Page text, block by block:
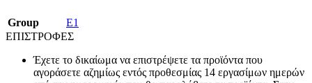
Group
E1
ΕΠΙΣΤΡΟΦΕΣ
Έχετε το δικαίωμα να επιστρέψετε τα προϊόντα που
αγοράσετε αζημίως εντός προθεσμίας 14 εργασίμων ημερών